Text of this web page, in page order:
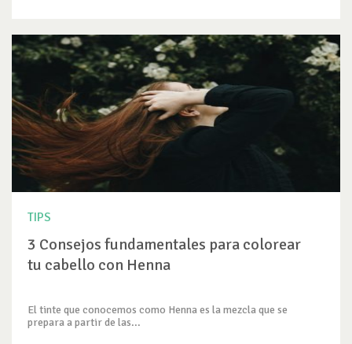
TIPS
3 Consejos fundamentales para colorear
tu cabello con Henna
El tinte que conocemos como Henna es la mezcla que se
prepara a partir de las...